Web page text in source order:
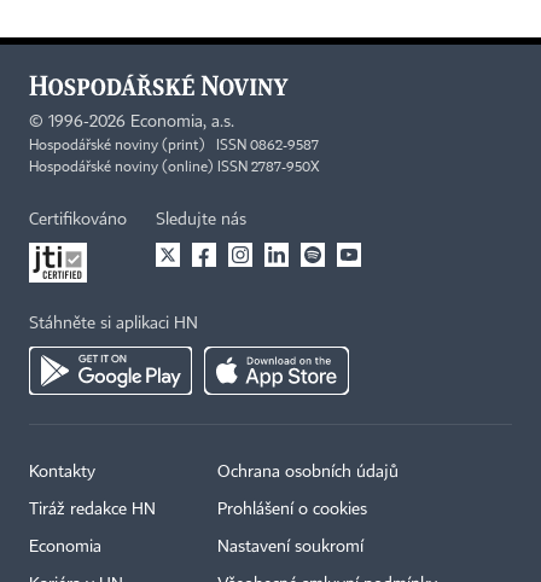
© 1996-2026 Economia, a.s.
Hospodářské noviny (print) ISSN 0862-9587
Hospodářské noviny (online) ISSN 2787-950X
Certifikováno Sledujte nás
Stáhněte si aplikaci HN
Kontakty
Tiráž redakce HN
Economia
Ochrana osobních údajů
Prohlášení o cookies
Nastavení soukromí